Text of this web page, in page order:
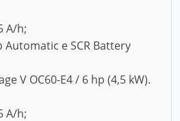
A/h;
Automatic e SCR Battery
V OC60-E4 / 6 hp (4,5 kW).
A/h;